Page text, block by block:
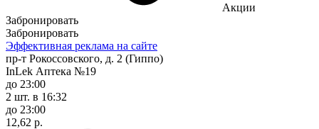
Акции
Забронировать
Забронировать
Эффективная реклама на сайте
пр-т Рокоссовского, д. 2 (Гиппо)
InLek Аптека №19
до 23:00
2 шт. в 16:32
до 23:00
12,62 р.